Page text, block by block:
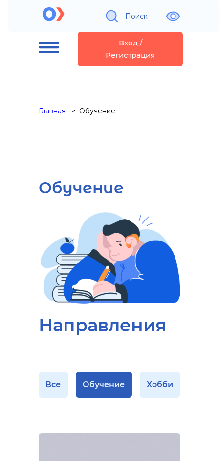
Поиск
Вход /
Регистрация
Главная Обучение
Обучение
Направления
Все Обучение Хобби